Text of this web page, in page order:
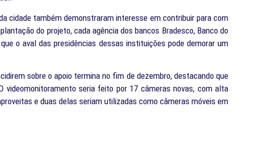
cidade também demonstraram interesse em contribuir para com
do projeto, cada agência dos bancos Bradesco, Banco do
o aval das presidências dessas instituições pode demorar um
sobre o apoio termina no fim de dezembro, destacando que
videomonitoramento seria feito por 17 câmeras novas, com alta
e duas delas seriam utilizadas como câmeras móveis em